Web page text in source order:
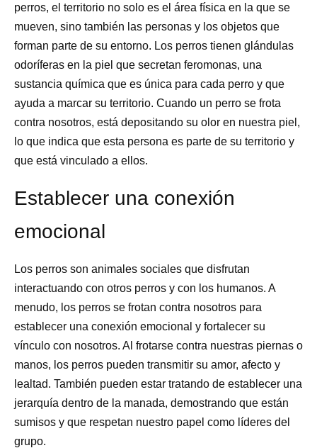
perros, el territorio no solo es el área física en la que se
mueven, sino también las personas y los objetos que
forman parte de su entorno. Los perros tienen glándulas
odoríferas en la piel que secretan feromonas, una
sustancia química que es única para cada perro y que
ayuda a marcar su territorio. Cuando un perro se frota
contra nosotros, está depositando su olor en nuestra piel,
lo que indica que esta persona es parte de su territorio y
que está vinculado a ellos.
Establecer una conexión
emocional
Los perros son animales sociales que disfrutan
interactuando con otros perros y con los humanos. A
menudo, los perros se frotan contra nosotros para
establecer una conexión emocional y fortalecer su
vínculo con nosotros. Al frotarse contra nuestras piernas o
manos, los perros pueden transmitir su amor, afecto y
lealtad. También pueden estar tratando de establecer una
jerarquía dentro de la manada, demostrando que están
sumisos y que respetan nuestro papel como líderes del
grupo.